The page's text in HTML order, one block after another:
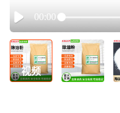
Play
00:00
视频